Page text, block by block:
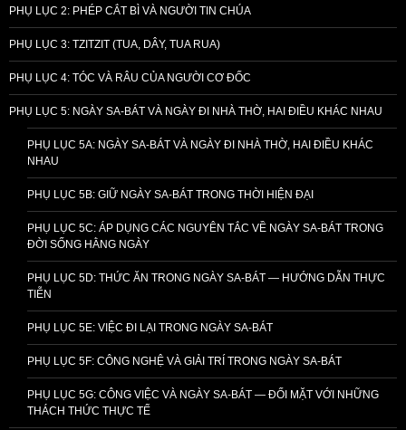
PHỤ LỤC 2: PHÉP CẮT BÌ VÀ NGƯỜI TIN CHÚA
PHỤ LỤC 3: TZITZIT (TUA, DÂY, TUA RUA)
PHỤ LỤC 4: TÓC VÀ RÂU CỦA NGƯỜI CƠ ĐỐC
PHỤ LỤC 5: NGÀY SA-BÁT VÀ NGÀY ĐI NHÀ THỜ, HAI ĐIỀU KHÁC NHAU
PHỤ LỤC 5A: NGÀY SA-BÁT VÀ NGÀY ĐI NHÀ THỜ, HAI ĐIỀU KHÁC
NHAU
PHỤ LỤC 5B: GIỮ NGÀY SA-BÁT TRONG THỜI HIỆN ĐẠI
PHỤ LỤC 5C: ÁP DỤNG CÁC NGUYÊN TẮC VỀ NGÀY SA-BÁT TRONG
ĐỜI SỐNG HẰNG NGÀY
PHỤ LỤC 5D: THỨC ĂN TRONG NGÀY SA-BÁT — HƯỚNG DẪN THỰC
TIỄN
PHỤ LỤC 5E: VIỆC ĐI LẠI TRONG NGÀY SA-BÁT
PHỤ LỤC 5F: CÔNG NGHỆ VÀ GIẢI TRÍ TRONG NGÀY SA-BÁT
PHỤ LỤC 5G: CÔNG VIỆC VÀ NGÀY SA-BÁT — ĐỐI MẶT VỚI NHỮNG
THÁCH THỨC THỰC TẾ